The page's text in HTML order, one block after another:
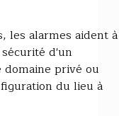
les alarmes aident à
d'un
privé ou
du lieu à